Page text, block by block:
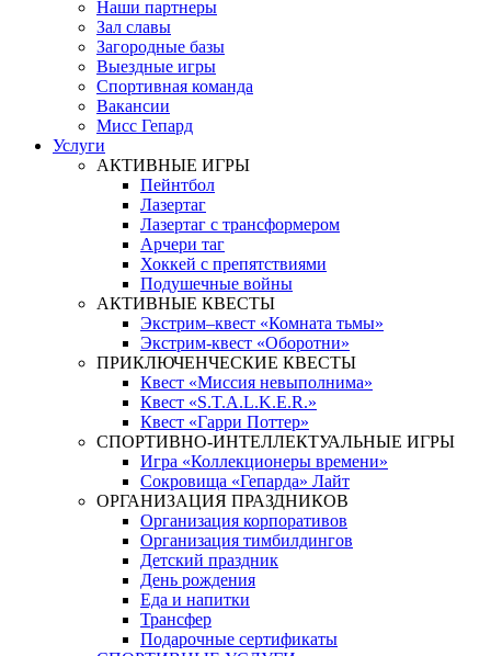
Наши партнеры
Зал славы
Загородные базы
Выездные игры
Спортивная команда
Вакансии
Мисс Гепард
Услуги
АКТИВНЫЕ ИГРЫ
Пейнтбол
Лазертаг
Лазертаг с трансформером
Арчери таг
Хоккей с препятствиями
Подушечные войны
АКТИВНЫЕ КВЕСТЫ
Экстрим–квест «Комната тьмы»
Экстрим-квест «Оборотни»
ПРИКЛЮЧЕНЧЕСКИЕ КВЕСТЫ
Квест «Миссия невыполнима»
Квест «S.T.A.L.K.E.R.»
Квест «Гарри Поттер»
СПОРТИВНО-ИНТЕЛЛЕКТУАЛЬНЫЕ ИГРЫ
Игра «Коллекционеры времени»
Сокровища «Гепарда» Лайт
ОРГАНИЗАЦИЯ ПРАЗДНИКОВ
Организация корпоративов
Организация тимбилдингов
Детский праздник
День рождения
Еда и напитки
Трансфер
Подарочные сертификаты